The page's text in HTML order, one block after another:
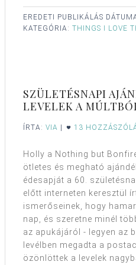
EREDETI PUBLIKÁLÁS
KATEGÓRIA: THINGS I LOVE
SZÜLETÉSNAPI
LEVELEK A
ÍRTA: VIA 13
Holly a Nothing but
ötletes és megható
édesapját a 60.
előtt interneten keresztül
ismerőseinek, hogy
nap, és szeretne minél
az apukájáról - legyen az
levélben megadta a
özönlöttek a levelek